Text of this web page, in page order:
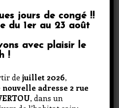
jours de congé !!
du1er au 23 août
avec plaisir le
!
dejuillet 2026,
nouvelle adresse 2 rue
, dans un
pour délivrer des